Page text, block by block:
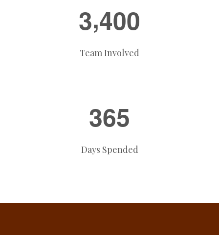
3,400
Team Involved
365
Days Spended